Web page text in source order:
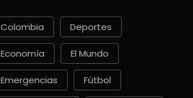
Colombia Deportes
Economía El Mundo
Emergencias Fútbol